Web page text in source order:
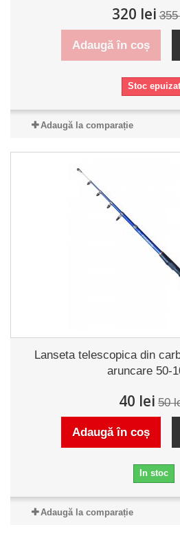
320 lei
Adaugă în coș
Stoc epuizat
Adaugă la comparație
Lanseta telescopica din
aruncare 50-
40 lei 50
Adaugă în coș
In stoc
Adaugă la comparație